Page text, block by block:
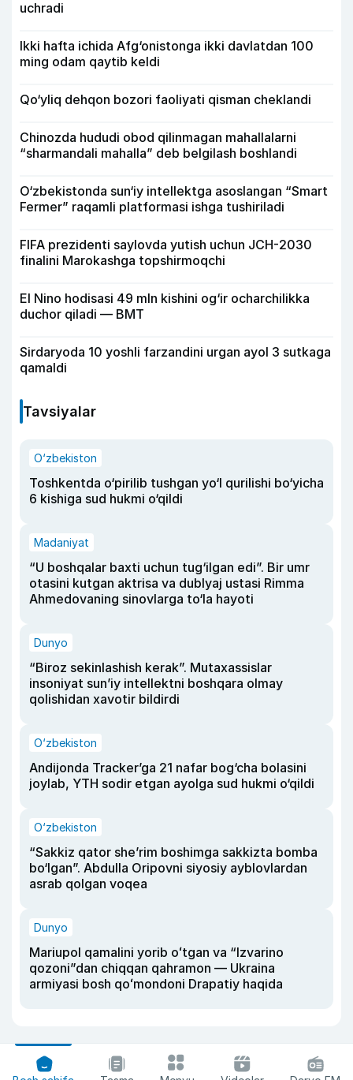
uchradi
Ikki hafta ichida Afg‘onistonga ikki davlatdan 100
ming odam qaytib keldi
Qo‘yliq dehqon bozori faoliyati qisman cheklandi
Chinozda hududi obod qilinmagan mahallalarni
“sharmandali mahalla” deb belgilash boshlandi
O‘zbekistonda sun‘iy intellektga asoslangan “Smart
Fermer” raqamli platformasi ishga tushiriladi
FIFA prezidenti saylovda yutish uchun JCH-2030
finalini Marokashga topshirmoqchi
El Nino hodisasi 49 mln kishini og‘ir ocharchilikka
duchor qiladi — BMT
Sirdaryoda 10 yoshli farzandini urgan ayol 3 sutkaga
qamaldi
Tavsiyalar
O‘zbekiston
Toshkentda o‘pirilib tushgan yo‘l qurilishi bo‘yicha
6 kishiga sud hukmi o‘qildi
Madaniyat
“U boshqalar baxti uchun tug‘ilgan edi”. Bir umr
otasini kutgan aktrisa va dublyaj ustasi Rimma
Ahmedovaning sinovlarga to‘la hayoti
Dunyo
“Biroz sekinlashish kerak”. Mutaxassislar
insoniyat sun’iy intellektni boshqara olmay
qolishidan xavotir bildirdi
O‘zbekiston
Andijonda Tracker’ga 21 nafar bog‘cha bolasini
joylab, YTH sodir etgan ayolga sud hukmi o‘qildi
O‘zbekiston
“Sakkiz qator she’rim boshimga sakkizta bomba
bo‘lgan”. Abdulla Oripovni siyosiy ayblovlardan
asrab qolgan voqea
Dunyo
Mariupol qamalini yorib oʻtgan va “Izvarino
qozoni”dan chiqqan qahramon — Ukraina
armiyasi bosh qoʻmondoni Drapatiy haqida